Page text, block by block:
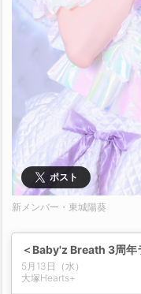
ポスト
新メンバー・東城陽葵
＜Baby'z Breath 3周年
5月13日（水）
大塚Hearts+